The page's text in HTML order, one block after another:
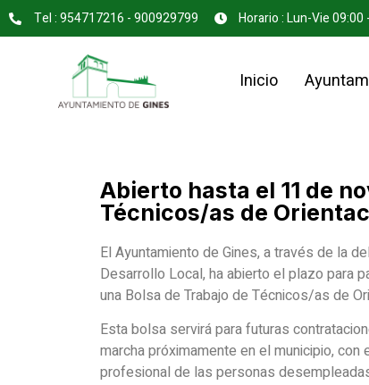
Tel : 954717216 - 900929799 Horario : Lun-Vie 09:00
Inicio
Abierto hasta el 11 de
Técnicos/as de
El Ayuntamiento de Gines, a través de la
Desarrollo Local, ha abierto el plazo para
una Bolsa de Trabajo de Técnicos/as de
Esta bolsa servirá para futuras
marcha próximamente en el municipio,
profesional de las personas